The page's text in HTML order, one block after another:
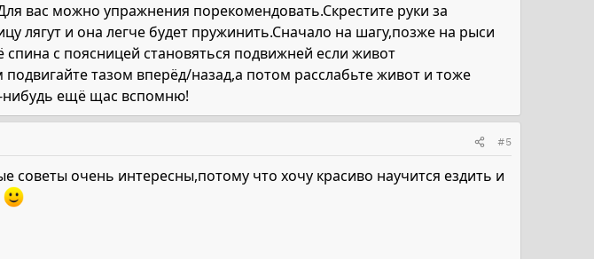
вас можно упражнения порекомендовать.Скрестите руки за
лягут и она легче будет пружинить.Сначало на шагу,позже на рыси
с поясницей становяться подвижней если живот
тазом вперёд/назад,а потом расслабьте живот и тоже
нибудь ещё щас вспомню!
#5
очень интересны,потому что хочу красиво научится ездить и